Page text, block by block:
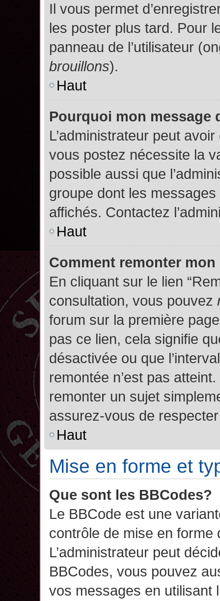
Il vous permet
les poster plus tard. Pour
panneau de l’utilisateur
brouillons).
Haut
Pourquoi mon message
L’administrateur peut
vous postez nécessite la
possible aussi que
groupe dont les
affichés. Contactez
Haut
Comment remonter
En cliquant sur le lien
consultation, vous pouvez
forum sur la première
pas ce lien, cela signifie
désactivée ou que
remontée n’est pas
remonter un sujet
assurez-vous de
Haut
Mise en forme et
Que sont les BBCodes?
Le BBCode est une
contrôle de mise en forme
L’administrateur peut
BBCodes, vous pouvez
vos messages en utilisant